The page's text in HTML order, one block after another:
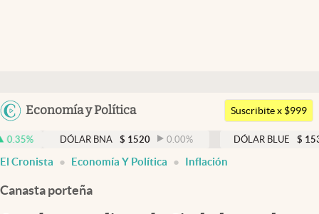
Argentina
Economía y Política
Members
Economía y Política
Finanzas y Mercados
Mercados Online
Suscribite x $999
DÓLAR BNA $ 1520 0.00% DÓLAR BLUE $ 1530 -0.65
El Cronista Economía Y Política Inflación
Canasta porteña